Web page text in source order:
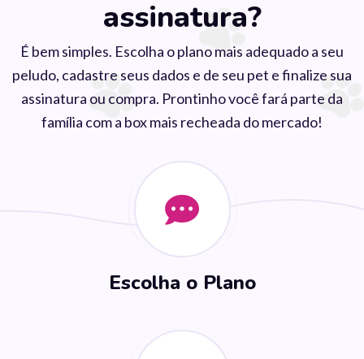
assinatura?
É bem simples. Escolha o plano mais adequado a seu
peludo, cadastre seus dados e de seu pet e finalize sua
assinatura ou compra. Prontinho você fará parte da
família com a box mais recheada do mercado!
Escolha o Plano